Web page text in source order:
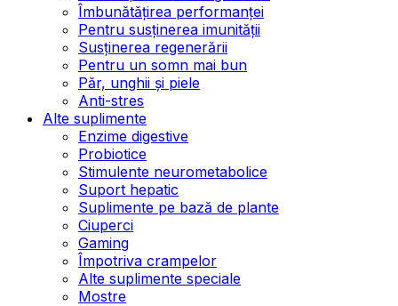
Îmbunătățirea performanței
Pentru susținerea imunității
Susținerea regenerării
Pentru un somn mai bun
Păr, unghii și piele
Anti-stres
Alte suplimente
Enzime digestive
Probiotice
Stimulente neurometabolice
Suport hepatic
Suplimente pe bază de plante
Ciuperci
Gaming
Împotriva crampelor
Alte suplimente speciale
Mostre